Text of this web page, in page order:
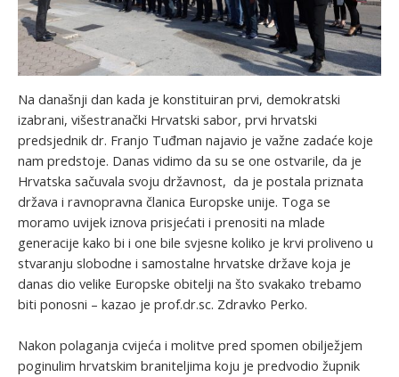
Na današnji dan kada je konstituiran prvi, demokratski
izabrani, višestranački Hrvatski sabor, prvi hrvatski
predsjednik dr. Franjo Tuđman najavio je važne zadaće koje
nam predstoje. Danas vidimo da su se one ostvarile, da je
Hrvatska sačuvala svoju državnost, da je postala priznata
država i ravnopravna članica Europske unije. Toga se
moramo uvijek iznova prisjećati i prenositi na mlade
generacije kako bi i one bile svjesne koliko je krvi proliveno u
stvaranju slobodne i samostalne hrvatske države koja je
danas dio velike Europske obitelji na što svakako trebamo
biti ponosni – kazao je prof.dr.sc. Zdravko Perko.
Nakon polaganja cvijeća i molitve pred spomen obilježjem
poginulim hrvatskim braniteljima koju je predvodio župnik